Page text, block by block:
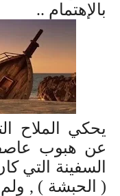
بالإهتمام ..
يحكي الملاح
عن هبوب
السفينة التي
( الحبشة ) ,